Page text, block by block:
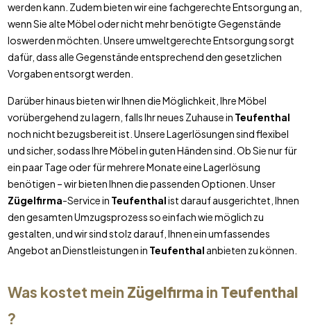
werden kann. Zudem bieten wir eine fachgerechte Entsorgung an,
wenn Sie alte Möbel oder nicht mehr benötigte Gegenstände
loswerden möchten. Unsere umweltgerechte Entsorgung sorgt
dafür, dass alle Gegenstände entsprechend den gesetzlichen
Vorgaben entsorgt werden.
Darüber hinaus bieten wir Ihnen die Möglichkeit, Ihre Möbel
vorübergehend zu lagern, falls Ihr neues Zuhause in Teufenthal
noch nicht bezugsbereit ist. Unsere Lagerlösungen sind flexibel
und sicher, sodass Ihre Möbel in guten Händen sind. Ob Sie nur für
ein paar Tage oder für mehrere Monate eine Lagerlösung
benötigen – wir bieten Ihnen die passenden Optionen. Unser
Zügelfirma-Service in Teufenthalist darauf ausgerichtet, Ihnen
den gesamten Umzugsprozess so einfach wie möglich zu
gestalten, und wir sind stolz darauf, Ihnen ein umfassendes
Angebot an Dienstleistungen in Teufenthal anbieten zu können.
Was kostet mein Zügelfirmain Teufenthal
?